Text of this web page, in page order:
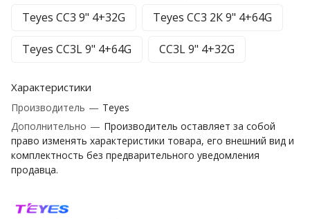
Teyes CC3 9" 4+32G Teyes CC3 2К 9" 4+64G
Teyes CC3L 9" 4+64G CC3L 9" 4+32G
Характеристики
Производитель — Teyes
Дополнительно — Производитель оставляет за собой
право изменять характеристики товара, его внешний вид и
комплектность без предварительного уведомления
продавца.